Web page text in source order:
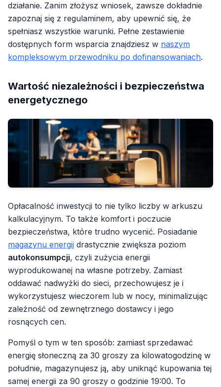
działanie. Zanim złożysz wniosek, zawsze dokładnie
zapoznaj się z regulaminem, aby upewnić się, że
spełniasz wszystkie warunki. Pełne zestawienie
dostępnych form wsparcia znajdziesz w naszym
kompleksowym przewodniku po dofinansowaniach.
Wartość niezależności i bezpieczeństwa
energetycznego
Opłacalność inwestycji to nie tylko liczby w arkuszu
kalkulacyjnym. To także komfort i poczucie
bezpieczeństwa, które trudno wycenić. Posiadanie
magazynu energii drastycznie zwiększa poziom
autokonsumpcji, czyli zużycia energii
wyprodukowanej na własne potrzeby. Zamiast
oddawać nadwyżki do sieci, przechowujesz je i
wykorzystujesz wieczorem lub w nocy, minimalizując
zależność od zewnętrznego dostawcy i jego
rosnących cen.
Pomyśl o tym w ten sposób: zamiast sprzedawać
energię słoneczną za 30 groszy za kilowatogodzinę w
południe, magazynujesz ją, aby uniknąć kupowania tej
samej energii za 90 groszy o godzinie 19:00. To